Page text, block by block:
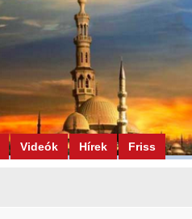
Videók Hírek Friss